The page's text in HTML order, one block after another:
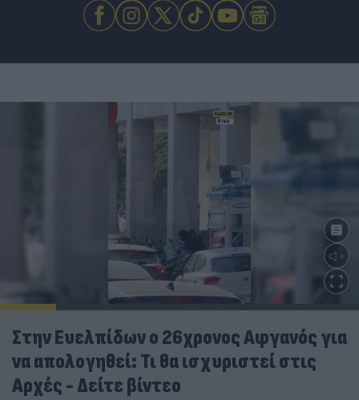
Στην Ευελπίδων ο 26χρονος Αφγανός για
να απολογηθεί: Τι θα ισχυριστεί στις
Αρχές - Δείτε βίντεο